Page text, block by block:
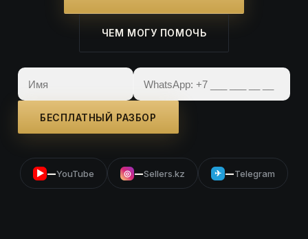
ЧЕМ МОГУ ПОМОЧЬ
БЕСПЛАТНЫЙ РАЗБОР
▶ —YouTube ◎ —Sellers.kz ✈ —Telegram